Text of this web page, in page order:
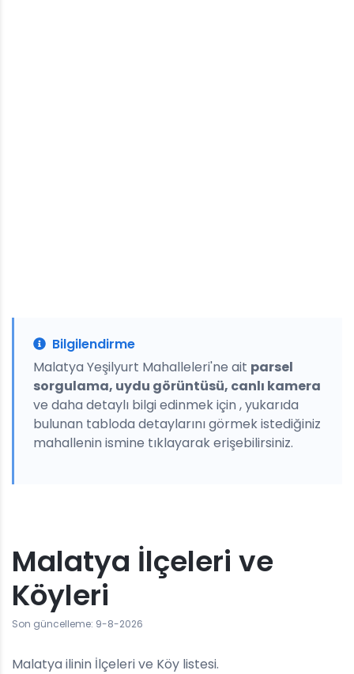
Bilgilendirme
Malatya Yeşilyurt Mahalleleri'ne ait parsel
sorgulama, uydu görüntüsü, canlı kamera
ve daha detaylı bilgi edinmek için , yukarıda
bulunan tabloda detaylarını görmek istediğiniz
mahallenin ismine tıklayarak erişebilirsiniz.
Malatya İlçeleri ve
Köyleri
Son güncelleme: 9-8-2026
Malatya ilinin İlçeleri ve Köy listesi.